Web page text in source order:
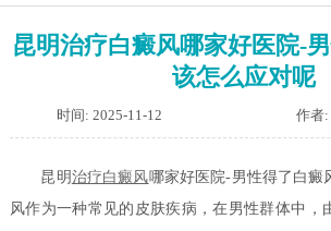
昆明治疗白癜风哪家好医院-
该怎么应对呢
时间: 2025-11-12 作者
昆明治疗白癜风哪家好医院-男性得了白癜
风作为一种常见的皮肤疾病，在男性群体中，